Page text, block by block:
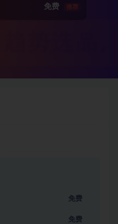
免费 推荐
免费
免费